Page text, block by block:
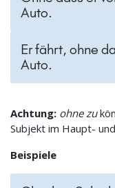
Auto.
Er fährt, ohne
Auto.
Achtung: ohne zu
Subjekt im Haupt-
Beispiele